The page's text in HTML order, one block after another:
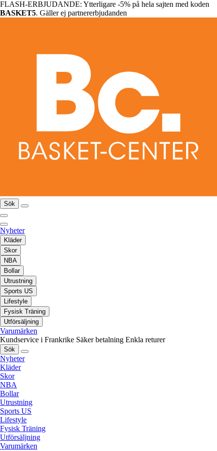
FLASH-ERBJUDANDE: Ytterligare -5% på hela sajten med koden
BASKET5. Gäller ej partnererbjudanden
Sök
Nyheter
Kläder
Skor
NBA
Bollar
Utrustning
Sports US
Lifestyle
Fysisk Träning
Utförsäljning
Varumärken
Kundservice i Frankrike Säker betalning Enkla returer
Sök
Nyheter
Kläder
Skor
NBA
Bollar
Utrustning
Sports US
Lifestyle
Fysisk Träning
Utförsäljning
Varumärken